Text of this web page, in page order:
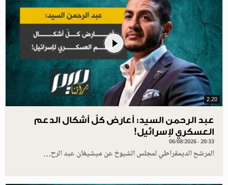
2.20
عبد الرحمن السيد: أعارض كلّ أشكال الدعم
العسكري لإسرائيل!
06/08/2026 - 20:33
المرشح الديمقراطي لمجلس الشيوخ عن ميشيغان عبد الرح…